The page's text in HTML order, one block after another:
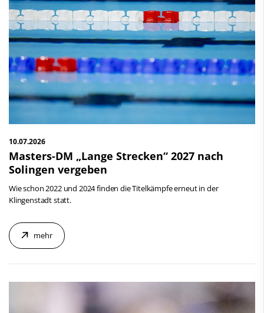
10.07.2026
Masters-DM „Lange Strecken“ 2027 nach
Solingen vergeben
Wie schon 2022 und 2024 finden die Titelkämpfe erneut in der
Klingenstadt statt.
mehr